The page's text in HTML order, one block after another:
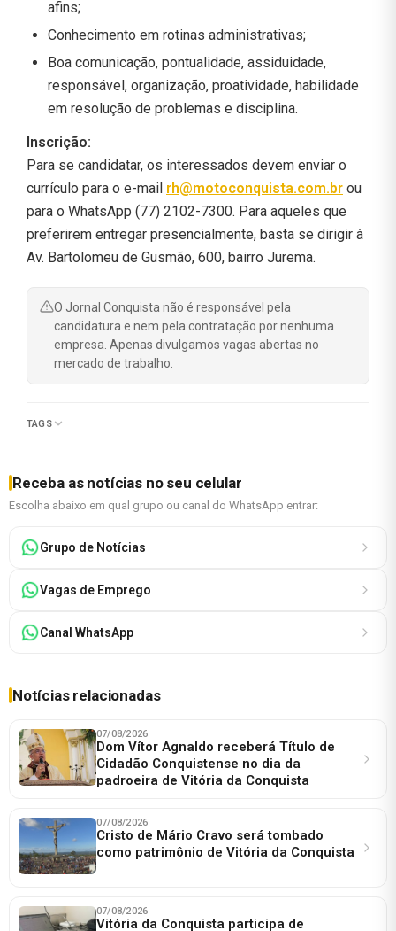
afins;
Conhecimento em rotinas administrativas;
Boa comunicação, pontualidade, assiduidade,
responsável, organização, proatividade, habilidade
em resolução de problemas e disciplina.
Inscrição:
Para se candidatar, os interessados devem enviar o
currículo para o e-mail rh@motoconquista.com.br ou
para o WhatsApp (77) 2102-7300. Para aqueles que
preferirem entregar presencialmente, basta se dirigir à
Av. Bartolomeu de Gusmão, 600, bairro Jurema.
O Jornal Conquista não é responsável pela
candidatura e nem pela contratação por nenhuma
empresa. Apenas divulgamos vagas abertas no
mercado de trabalho.
TAGS
Receba as notícias no seu celular
Escolha abaixo em qual grupo ou canal do WhatsApp entrar:
Grupo de Notícias
Vagas de Emprego
Canal WhatsApp
Notícias relacionadas
07/08/2026
Dom Vítor Agnaldo receberá Título de
Cidadão Conquistense no dia da
padroeira de Vitória da Conquista
07/08/2026
Cristo de Mário Cravo será tombado
como patrimônio de Vitória da Conquista
07/08/2026
Vitória da Conquista participa de